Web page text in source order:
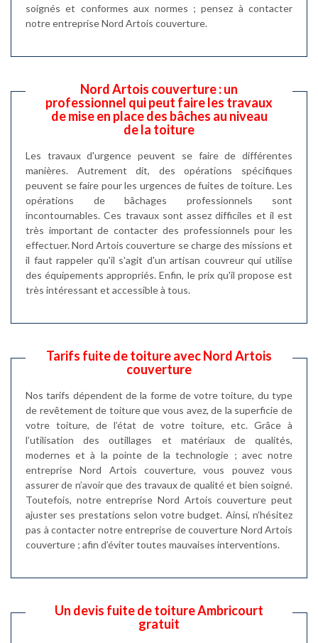
soignés et conformes aux normes ; pensez à contacter
notre entreprise Nord Artois couverture.
Nord Artois couverture : un
professionnel qui peut faire les travaux
de mise en place des bâches au niveau
de la toiture
Les travaux d'urgence peuvent se faire de différentes
manières. Autrement dit, des opérations spécifiques
peuvent se faire pour les urgences de fuites de toiture. Les
opérations de bâchages professionnels sont
incontournables. Ces travaux sont assez difficiles et il est
très important de contacter des professionnels pour les
effectuer. Nord Artois couverture se charge des missions et
il faut rappeler qu'il s'agit d'un artisan couvreur qui utilise
des équipements appropriés. Enfin, le prix qu'il propose est
très intéressant et accessible à tous.
Tarifs fuite de toiture avec Nord Artois
couverture
Nos tarifs dépendent de la forme de votre toiture, du type
de revêtement de toiture que vous avez, de la superficie de
votre toiture, de l’état de votre toiture, etc. Grâce à
l’utilisation des outillages et matériaux de qualités,
modernes et à la pointe de la technologie ; avec notre
entreprise Nord Artois couverture, vous pouvez vous
assurer de n’avoir que des travaux de qualité et bien soigné.
Toutefois, notre entreprise Nord Artois couverture peut
ajuster ses prestations selon votre budget. Ainsi, n’hésitez
pas à contacter notre entreprise de couverture Nord Artois
couverture ; afin d’éviter toutes mauvaises interventions.
Un devis fuite de toiture Ambricourt
gratuit